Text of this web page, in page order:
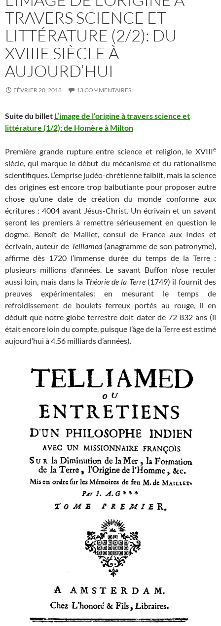
TRAVERS SCIENCE ET
LITTÉRATURE (2/2): DU
XVIIIE SIÈCLE À
AUJOURD’HUI
FÉVRIER 20, 2018 13 COMMENTAIRES
Suite du billet L’image de l’origine à travers science et
littérature (1/2): de Homère à Milton
Première grande rupture entre science et religion, le XVIIIe
siècle, qui marque le début du mécanisme et du rationalisme
scientifiques. L’emprise judéo-chrétienne faiblit, mais la science
des origines est encore trop balbutiante pour proposer autre
chose qu’une date de création du monde conforme aux
écritures : 4004 avant Jésus-Christ. Un écrivain et un savant
seront les premiers à remettre sérieusement en question le
dogme. Benoît de Maillet, consul de France aux Indes et
écrivain, auteur de Telliamed (anagramme de son patronyme),
affirme dès 1720 l’immense durée du temps de la Terre :
plusieurs millions d’années. Le savant Buffon n’ose reculer
aussi loin, mais dans la Théorie de la Terre(1749) il fournit des
preuves expérimentales: en mesurant le temps de
refroidissement de boulets ferreux portés au rouge, il en
déduit que notre globe terrestre doit dater de 72 832 ans (il
était encore loin du compte, puisque l’âge de la Terre est estimé
aujourd’hui à 4,56 milliards d’années).